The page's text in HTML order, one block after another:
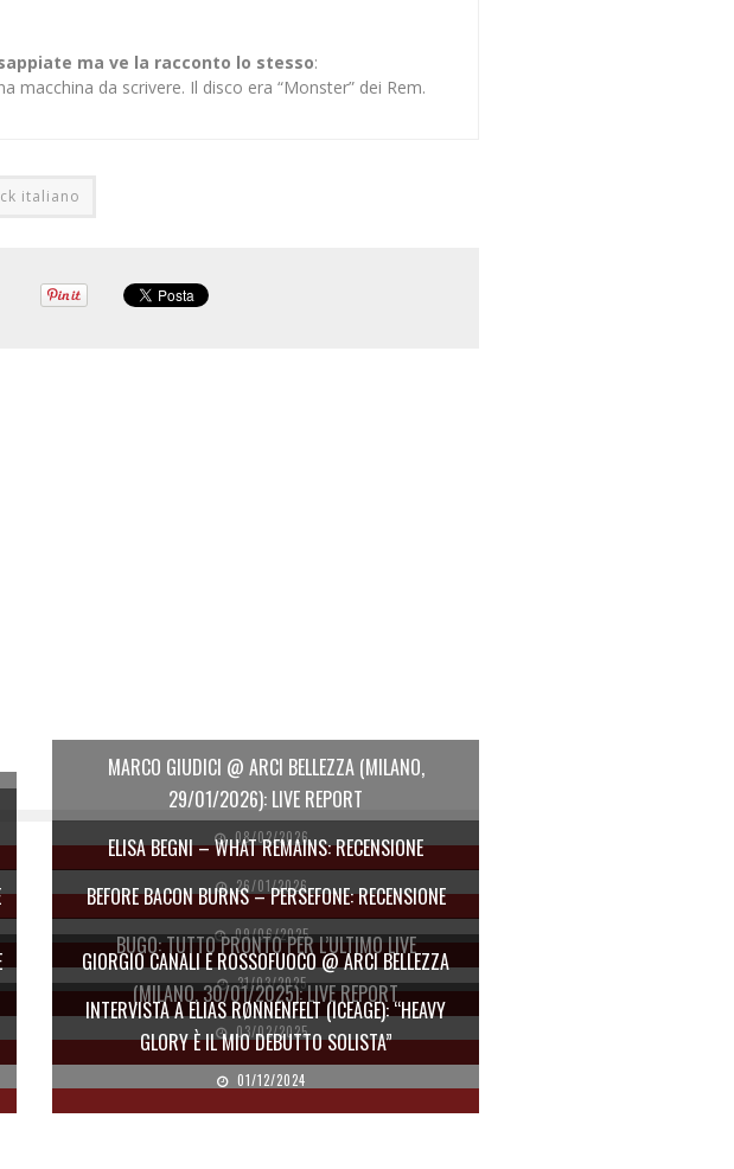
ma ve la racconto lo stesso:
macchina da scrivere. Il disco era “Monster” dei Rem.
italiano
MARCO GIUDICI @ ARCI BELLEZZA (MILANO,
29/01/2026): LIVE REPORT
08/02/2026
ELISA BEGNI – WHAT REMAINS: RECENSIONE
26/01/2026
BEFORE BACON BURNS – PERSEFONE: RECENSIONE
09/06/2025
BUGO: TUTTO PRONTO PER L’ULTIMO LIVE
31/03/2025
GIORGIO CANALI E ROSSOFUOCO @ ARCI BELLEZZA
(MILANO, 30/01/2025): LIVE REPORT
03/02/2025
INTERVISTA A ELIAS RØNNENFELT (ICEAGE): “HEAVY
GLORY È IL MIO DEBUTTO SOLISTA”
01/12/2024